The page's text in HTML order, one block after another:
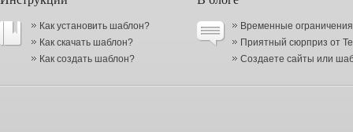
Как установить шаблон?
Как скачать шаблон?
Как создать шаблон?
Временные
Приятный сюрприз от
Создаете сайты или